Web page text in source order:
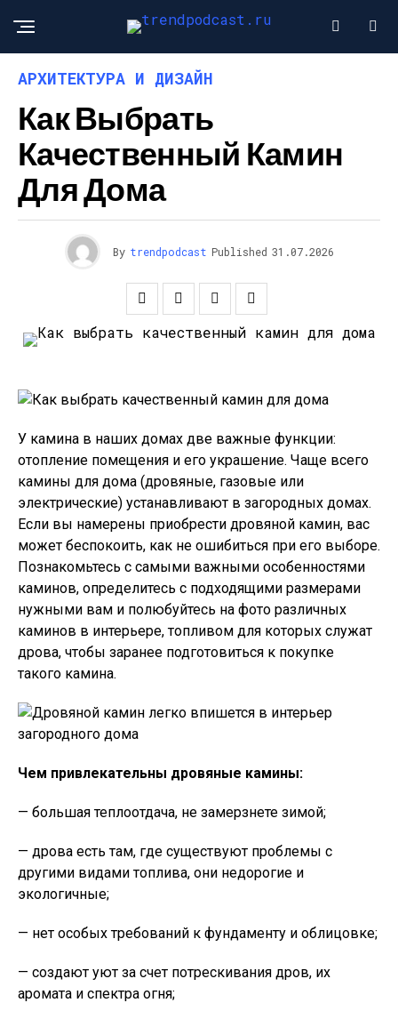
АРХИТЕКТУРА И ДИЗАЙН
Как Выбрать
Качественный Камин
Для Дома
By trendpodcast Published 31.07.2026
У камина в наших домах две важные функции:
отопление помещения и его украшение. Чаще всего
камины для дома (дровяные, газовые или
электрические) устанавливают в загородных домах.
Если вы намерены приобрести дровяной камин, вас
может беспокоить, как не ошибиться при его выборе.
Познакомьтесь с самыми важными особенностями
каминов, определитесь с подходящими размерами
нужными вам и полюбуйтесь на фото различных
каминов в интерьере, топливом для которых служат
дрова, чтобы заранее подготовиться к покупке
такого камина.
Чем привлекательны дровяные камины:
— большая теплоотдача, не замерзнете зимой;
— дрова есть там, где существуют проблемы с
другими видами топлива, они недорогие и
экологичные;
— нет особых требований к фундаменту и облицовке;
— создают уют за счет потрескивания дров, их
аромата и спектра огня;